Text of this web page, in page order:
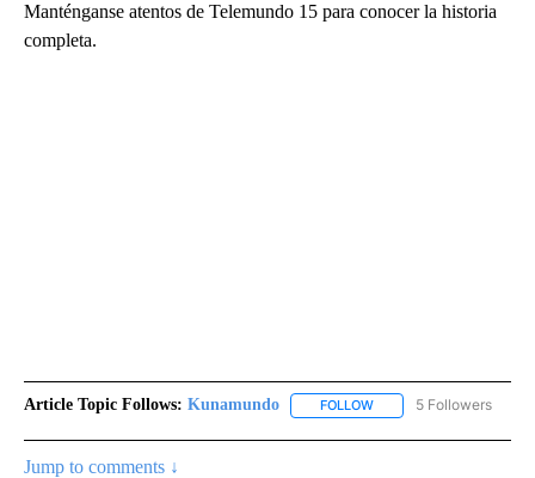
Manténganse atentos de Telemundo 15 para conocer la historia
completa.
Article Topic Follows: Kunamundo FOLLOW FOLLOW5 Followers
Jump to comments ↓